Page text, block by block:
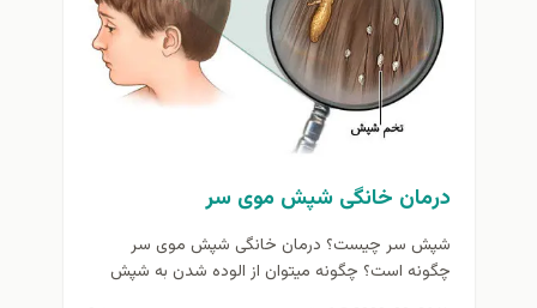
درمان خانگی شپش موی سر
شپش سر چیست؟ درمان خانگی شپش موی سر
چگونه است؟ چگونه میتوان از الوده شدن به شپش